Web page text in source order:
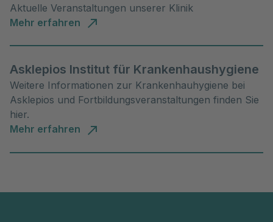
Aktuelle Veranstaltungen unserer Klinik
Mehr erfahren
Asklepios Institut für Krankenhaushygiene
Weitere Informationen zur Krankenhauhygiene bei
Asklepios und Fortbildungsveranstaltungen finden Sie
hier.
Mehr erfahren